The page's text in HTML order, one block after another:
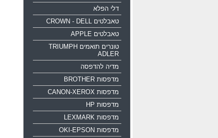
דלי הפלא
טאבלטים CROWN - DELL
טאבלטים APPLE
טונרים תואמים TRIUMPH
ADLER
מדיה להדפסה
מדפסות BROTHER
מדפסות CANON-XEROX
מדפסות HP
מדפסות LEXMARK
מדפסות OKI-EPSON